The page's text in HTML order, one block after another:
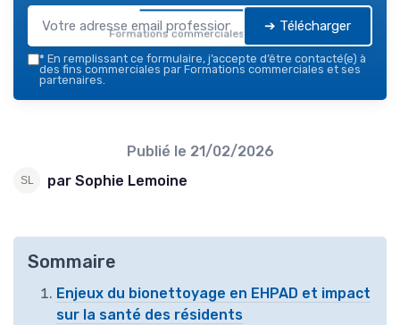
Formations commerciales — 2026➔ Télécharger
* En remplissant ce formulaire, j’accepte d’être contacté(e) à
des fins commerciales par Formations commerciales et ses
partenaires.
Publié le 21/02/2026
par Sophie Lemoine
Sommaire
Enjeux du bionettoyage en EHPAD et impact
sur la santé des résidents